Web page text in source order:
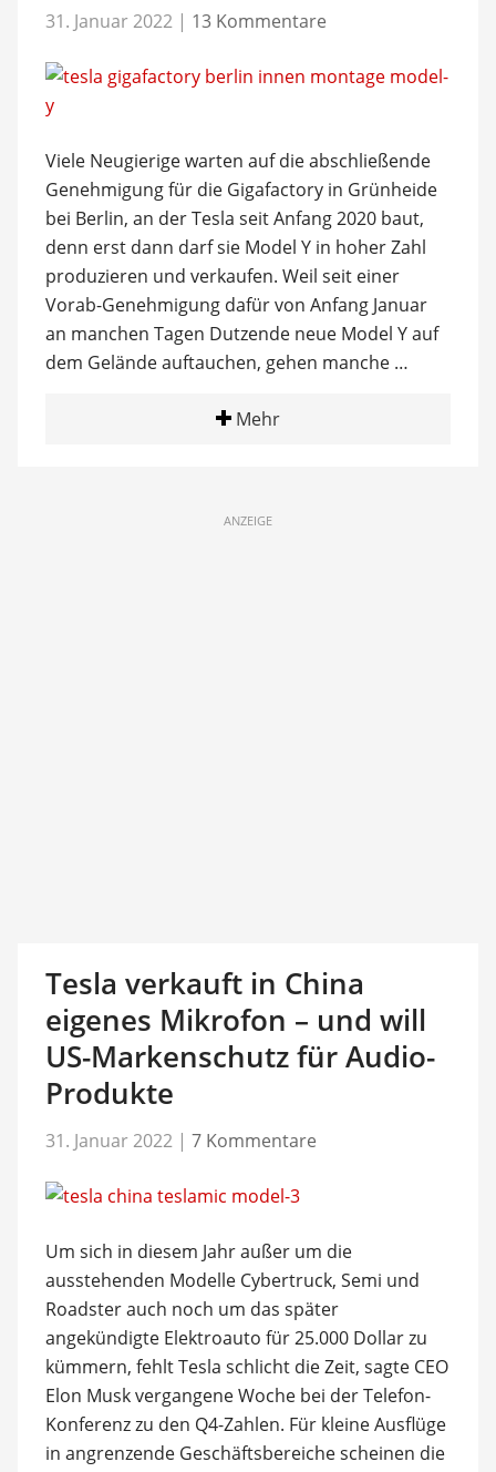
31. Januar 2022 | 13 Kommentare
Viele Neugierige warten auf die abschließende
Genehmigung für die Gigafactory in Grünheide
bei Berlin, an der Tesla seit Anfang 2020 baut,
denn erst dann darf sie Model Y in hoher Zahl
produzieren und verkaufen. Weil seit einer
Vorab-Genehmigung dafür von Anfang Januar
an manchen Tagen Dutzende neue Model Y auf
dem Gelände auftauchen, gehen manche …
Mehr
ANZEIGE
Tesla verkauft in China
eigenes Mikrofon – und will
US-Markenschutz für Audio-
Produkte
31. Januar 2022 | 7 Kommentare
Um sich in diesem Jahr außer um die
ausstehenden Modelle Cybertruck, Semi und
Roadster auch noch um das später
angekündigte Elektroauto für 25.000 Dollar zu
kümmern, fehlt Tesla schlicht die Zeit, sagte CEO
Elon Musk vergangene Woche bei der Telefon-
Konferenz zu den Q4-Zahlen. Für kleine Ausflüge
in angrenzende Geschäftsbereiche scheinen die